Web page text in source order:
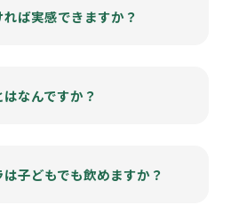
ば実感できますか？
なんですか？
子どもでも飲めますか？